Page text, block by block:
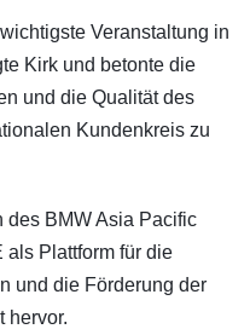
Veranstaltung in
Kirk und betonte die
und die Qualität des
Kundenkreis zu
des BMW Asia Pacific
als Plattform für die
und die Förderung der
hervor.